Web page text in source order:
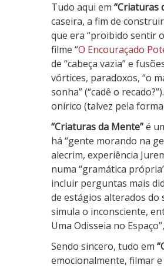
Tudo aqui em “Criaturas
caseira, a fim de
que era “proibido sentir o
filme “O Encouraçado
de “cabeça vazia” e
vórtices, paradoxos, “o
sonha” (“cadê o
onírico (talvez pela
“Criaturas da Mente”é
há “gente morando na
alecrim, experiência
numa “gramática
incluir perguntas mais
de estágios alterados do
simula o inconsciente,
Uma Odisseia no
Sendo sincero, tudo em
emocionalmente, filmar